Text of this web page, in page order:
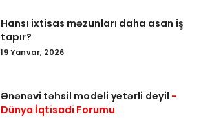
Hansı ixtisas məzunları daha asan iş
tapır?
19 Yanvar, 2026
Ənənəvi təhsil modeli yetərli deyil -
Dünya İqtisadi Forumu